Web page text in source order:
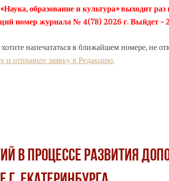
образование и культура» выходит
номер журнала № 4(78) 2026 г. Выйдет -
напечататься в ближайшем номере, не
и отправьте заявку в Редакцию.
в процессе развития